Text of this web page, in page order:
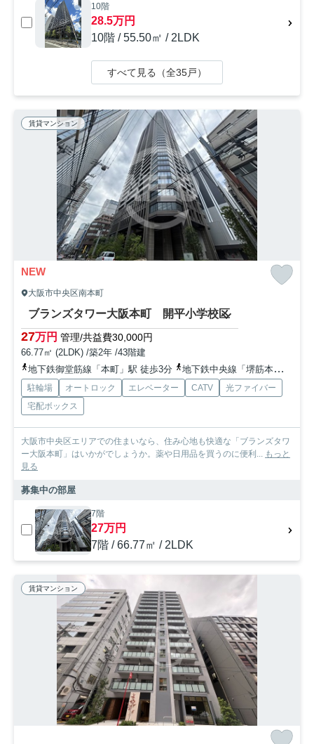
10階
28.5万円
10階 / 55.50㎡ / 2LDK
すべて見る（全35戸）
賃貸マンション
NEW
大阪市中央区南本町
ブランズタワー大阪本町 開平小学校区
27万円 管理/共益費30,000円
66.77㎡ (2LDK) /築2年 /43階建
地下鉄御堂筋線「本町」駅 徒歩3分
地下鉄中央線「堺筋本町」駅 徒歩3分
駐輪場 オートロック エレベーター CATV
光ファイバー
宅配ボックス
大阪市中央区エリアでの住まいなら、住み心地も快適な「ブランズタワ
ー大阪本町」はいかがでしょうか。薬や日用品を買うのに便利... もっと
見る
募集中の部屋
7階
27万円
7階 / 66.77㎡ / 2LDK
賃貸マンション